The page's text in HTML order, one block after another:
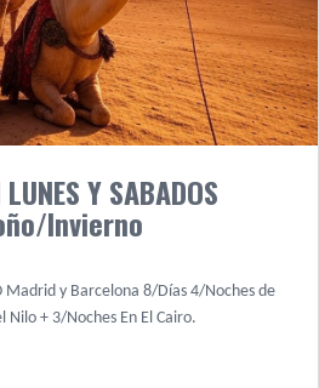
Y SABADOS
Invierno
Madrid y Barcelona 8/Días 4/Noches de
Nilo + 3/Noches En El Cairo.